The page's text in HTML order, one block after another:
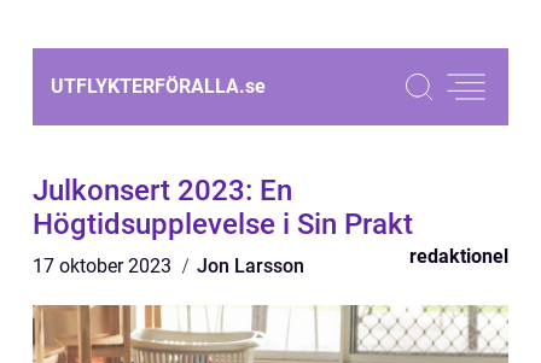
UTFLYKTERFÖRALLA.se
Julkonsert 2023: En
Högtidsupplevelse i Sin Prakt
17 oktober 2023 Jon Larsson redaktionel